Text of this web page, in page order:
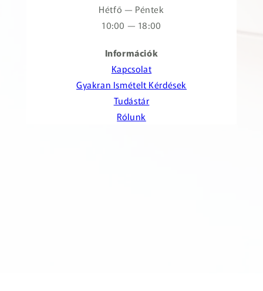
Hétfő — Péntek
10:00 — 18:00
Információk
Kapcsolat
Gyakran Ismételt Kérdések
Tudástár
Rólunk